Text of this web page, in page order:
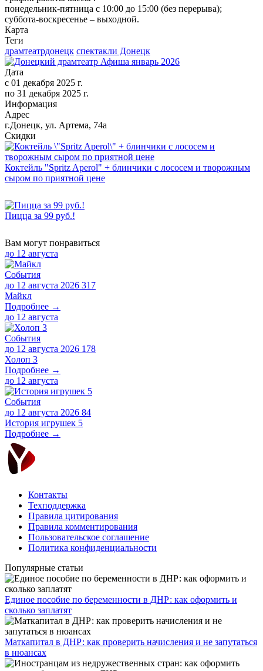
понедельник-пятница с 10:00 до 15:00 (без перерыва);
суббота-воскресенье – выходной.
Карта
Теги
драмтеатрдонецк спектакли Донецк
Дата
с 01 декабря 2025 г.
по 31 декабря 2025 г.
Информация
Адрес
г.Донецк, ул. Артема, 74а
Скидки
Коктейль "Spritz Aperol" + блинчики с лососем и творожным
сыром по приятной цене
Пицца за 99 руб.!
Вам могут понравиться
до 12 августа
События
до 12 августа 2026 317
Майкл
Подробнее →
до 12 августа
События
до 12 августа 2026 178
Холоп 3
Подробнее →
до 12 августа
События
до 12 августа 2026 84
История игрушек 5
Подробнее →
Контакты
Техподдержка
Правила цитирования
Правила комментирования
Пользовательское соглашение
Политика конфиденциальности
Популярные статьи
Единое пособие по беременности в ДНР: как оформить и
сколько заплатят
​Маткапитал в ДНР: как проверить начисления и не запутаться
в нюансах